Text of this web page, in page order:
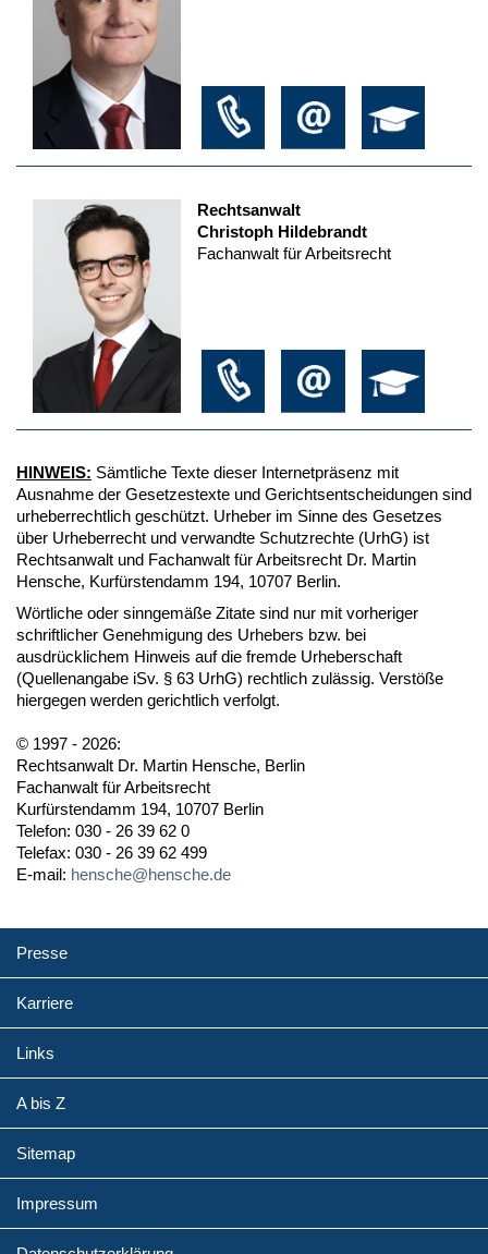
Rechtsanwalt
Christoph Hildebrandt
Fachanwalt für Arbeitsrecht
HINWEIS: Sämtliche Texte dieser Internetpräsenz mit
Ausnahme der Gesetzestexte und Gerichtsentscheidungen sind
urheberrechtlich geschützt. Urheber im Sinne des Gesetzes
über Urheberrecht und verwandte Schutzrechte (UrhG) ist
Rechtsanwalt und Fachanwalt für Arbeitsrecht Dr. Martin
Hensche, Kurfürstendamm 194, 10707 Berlin.
Wörtliche oder sinngemäße Zitate sind nur mit vorheriger
schriftlicher Genehmigung des Urhebers bzw. bei
ausdrücklichem Hinweis auf die fremde Urheberschaft
(Quellenangabe iSv. § 63 UrhG) rechtlich zulässig. Verstöße
hiergegen werden gerichtlich verfolgt.
© 1997 - 2026:
Rechtsanwalt Dr. Martin Hensche, Berlin
Fachanwalt für Arbeitsrecht
Kurfürstendamm 194, 10707 Berlin
Telefon: 030 - 26 39 62 0
Telefax: 030 - 26 39 62 499
E-mail: hensche@hensche.de
Presse
Karriere
Links
A bis Z
Sitemap
Impressum